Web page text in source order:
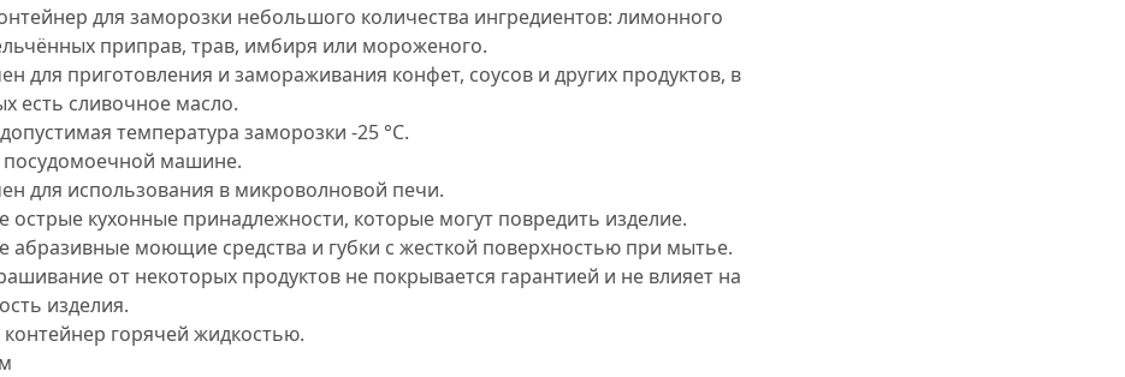
для заморозки небольшого количества ингредиентов: лимонного
приправ, трав, имбиря или мороженого.
для приготовления и замораживания конфет, соусов и других продуктов, в
есть сливочное масло.
температура заморозки -25 °C.
машине.
для использования в микроволновой печи.
острые кухонные принадлежности, которые могут повредить изделие.
абразивные моющие средства и губки с жесткой поверхностью при мытье.
от некоторых продуктов не покрывается гарантией и не влияет на
изделия.
горячей жидкостью.